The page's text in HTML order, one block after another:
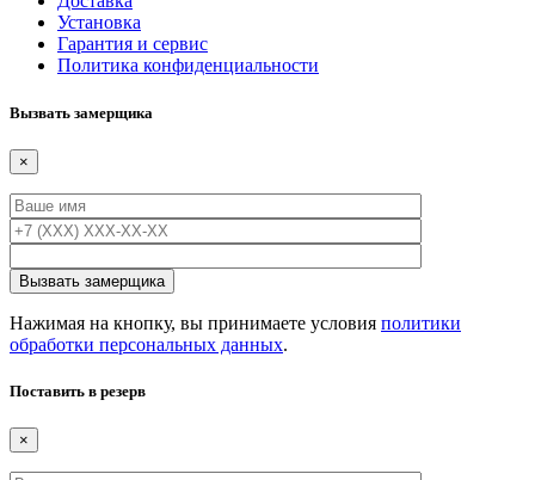
Установка
Гарантия и сервис
Политика конфиденциальности
Вызвать замерщика
×
Нажимая на кнопку, вы принимаете условия политики
обработки персональных данных.
Поставить в резерв
×